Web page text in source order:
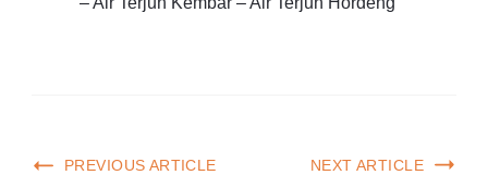
PREVIOUS ARTICLE NEXT ARTICLE